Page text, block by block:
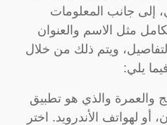
إلى جانب المعلومات
مثل الاسم والعنوان
ويتم ذلك من خلال
يلي:
والعمرة والذي هو تطبيق
أو لهواتف الأندرويد. اختر